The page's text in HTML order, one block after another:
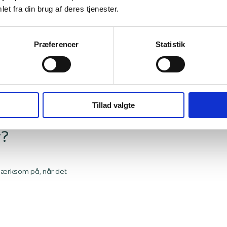
fra din brug af deres tjenester.
Præferencer Statistik
Tillad valgte
og
på, når det